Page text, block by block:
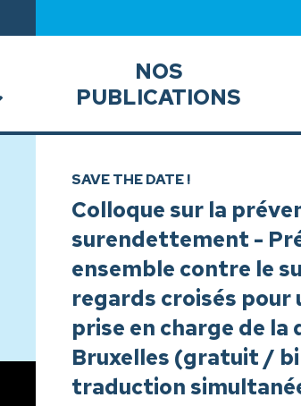
NOS
PUBLICATIONS
SAVE THE DATE !
Colloque sur la
surendettement -
ensemble contre le
regards croisés pour
prise en charge de
Bruxelles (gratuit /
traduction